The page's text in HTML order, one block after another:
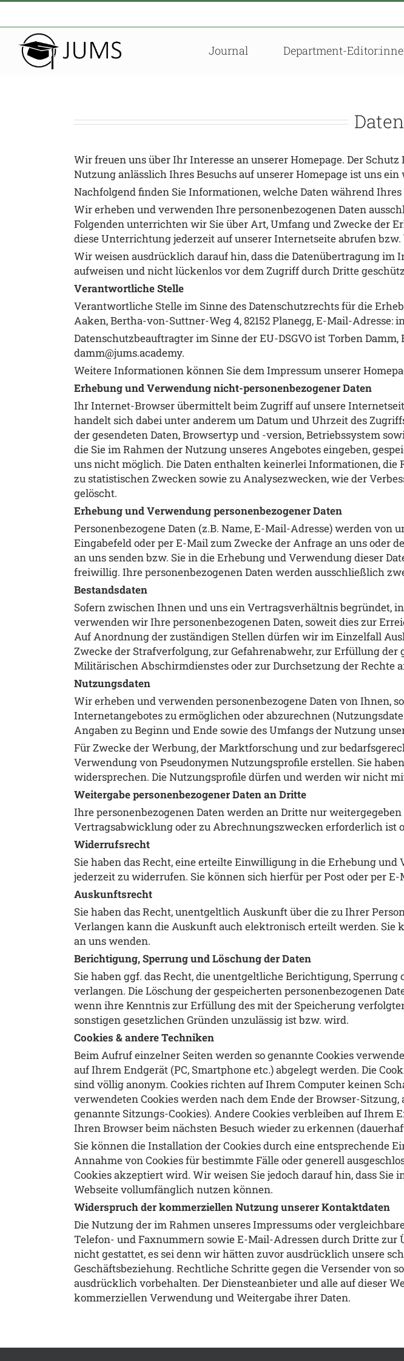
Zum
springen
Journal Department-
Wir freuen uns über Ihr Interesse an unserer Homepage. Der
Nutzung anlässlich Ihres Besuchs auf unserer Homepage ist uns
Nachfolgend finden Sie Informationen, welche Daten während
Wir erheben und verwenden Ihre personenbezogenen Daten
Folgenden unterrichten wir Sie über Art, Umfang und Zwecke der
diese Unterrichtung jederzeit auf unserer Internetseite abrufen
Wir weisen ausdrücklich darauf hin, dass die Datenübertragung
aufweisen und nicht lückenlos vor dem Zugriff durch Dritte
Verantwortliche Stelle
Verantwortliche Stelle im Sinne des Datenschutzrechts für die
Aaken, Bertha-von-Suttner-Weg 4, 82152 Planegg, E-Mail-Adresse:
Datenschutzbeauftragter im Sinne der EU-DSGVO ist Torben
damm@jums.academy.
Weitere Informationen können Sie dem Impressum unserer
Erhebung und Verwendung nicht-personenbezogener Daten
Ihr Internet-Browser übermittelt beim Zugriff auf unsere
handelt sich dabei unter anderem um Datum und Uhrzeit des
der gesendeten Daten, Browsertyp und -version, Betriebssystem
die Sie im Rahmen der Nutzung unseres Angebotes eingeben,
uns nicht möglich. Die Daten enthalten keinerlei Informationen, die
zu statistischen Zwecken sowie zu Analysezwecken, wie der
gelöscht.
Erhebung und Verwendung personenbezogener Daten
Personenbezogene Daten (z.B. Name, E-Mail-Adresse) werden
Eingabefeld oder per E-Mail zum Zwecke der Anfrage an uns oder
an uns senden bzw. Sie in die Erhebung und Verwendung dieser
freiwillig. Ihre personenbezogenen Daten werden ausschließlich
Bestandsdaten
Sofern zwischen Ihnen und uns ein Vertragsverhältnis begründet,
verwenden wir Ihre personenbezogenen Daten, soweit dies zur
Auf Anordnung der zuständigen Stellen dürfen wir im Einzelfall
Zwecke der Strafverfolgung, zur Gefahrenabwehr, zur Erfüllung
Militärischen Abschirmdienstes oder zur Durchsetzung der Rechte
Nutzungsdaten
Wir erheben und verwenden personenbezogene Daten von Ihnen,
Internetangebotes zu ermöglichen oder abzurechnen
Angaben zu Beginn und Ende sowie des Umfangs der Nutzung
Für Zwecke der Werbung, der Marktforschung und zur
Verwendung von Pseudonymen Nutzungsprofile erstellen. Sie
widersprechen. Die Nutzungsprofile dürfen und werden wir nicht
Weitergabe personenbezogener Daten an Dritte
Ihre personenbezogenen Daten werden an Dritte nur
Vertragsabwicklung oder zu Abrechnungszwecken erforderlich ist
Widerrufsrecht
Sie haben das Recht, eine erteilte Einwilligung in die Erhebung
jederzeit zu widerrufen. Sie können sich hierfür per Post oder per
Auskunftsrecht
Sie haben das Recht, unentgeltlich Auskunft über die zu Ihrer
Verlangen kann die Auskunft auch elektronisch erteilt werden. Sie
an uns wenden.
Berichtigung, Sperrung und Löschung der Daten
Sie haben ggf. das Recht, die unentgeltliche Berichtigung,
verlangen. Die Löschung der gespeicherten personenbezogenen
wenn ihre Kenntnis zur Erfüllung des mit der Speicherung
sonstigen gesetzlichen Gründen unzulässig ist bzw. wird.
Cookies & andere Techniken
Beim Aufruf einzelner Seiten werden so genannte Cookies
auf Ihrem Endgerät (PC, Smartphone etc.) abgelegt werden. Die
sind völlig anonym. Cookies richten auf Ihrem Computer keinen
verwendeten Cookies werden nach dem Ende der Browser-
genannte Sitzungs-Cookies). Andere Cookies verbleiben auf
Ihren Browser beim nächsten Besuch wieder zu erkennen
Sie können die Installation der Cookies durch eine entsprechende
Annahme von Cookies für bestimmte Fälle oder generell
Cookies akzeptiert wird. Wir weisen Sie jedoch darauf hin, dass
Webseite vollumfänglich nutzen können.
Widerspruch der kommerziellen Nutzung unserer Kontaktdaten
Die Nutzung der im Rahmen unseres Impressums oder
Telefon- und Faxnummern sowie E-Mail-Adressen durch Dritte
nicht gestattet, es sei denn wir hätten zuvor ausdrücklich unsere
Geschäftsbeziehung. Rechtliche Schritte gegen die Versender von
ausdrücklich vorbehalten. Der Diensteanbieter und alle auf dieser
kommerziellen Verwendung und Weitergabe ihrer Daten.